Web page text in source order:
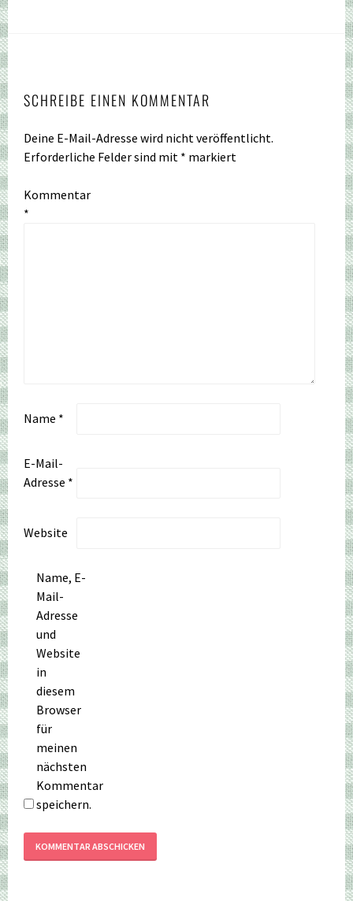
SCHREIBE EINEN KOMMENTAR
Deine E-Mail-Adresse wird nicht veröffentlicht.
Erforderliche Felder sind mit * markiert
Kommentar
*
Name *
E-Mail-
Adresse *
Website
Name, E-
Mail-
Adresse
und
Website
in
diesem
Browser
für
meinen
nächsten
Kommentar
speichern.